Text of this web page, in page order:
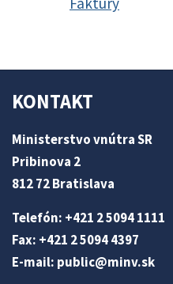
KONTAKT
Ministerstvo vnútra SR
Pribinova 2
812 72 Bratislava
Telefón: +421 2 5094 1111
Fax: +421 2 5094 4397
E-mail: public@minv.sk